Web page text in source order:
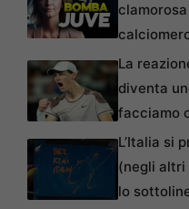
La
diventa
facciamo
L’Italia si
(negli altri
lo